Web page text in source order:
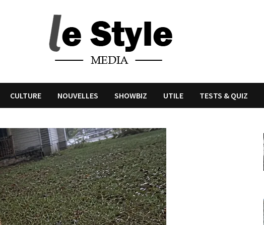
CULTURE NOUVELLES SHOWBIZ UTILE TESTS & QUIZ